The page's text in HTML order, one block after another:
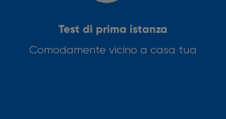
Test di prima istanza
Comodamente vicino a casa tua